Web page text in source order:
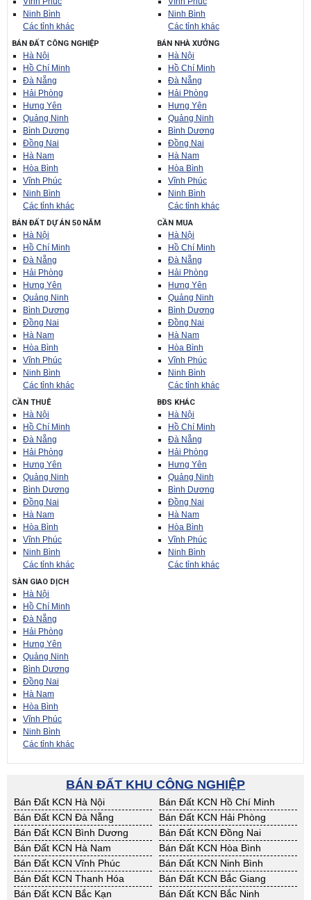
Ninh Bình
Các tỉnh khác
Ninh Bình
Các tỉnh khác
BÁN ĐẤT CÔNG NGHIỆP
Hà Nội
Hồ Chí Minh
Đà Nẵng
Hải Phòng
Hưng Yên
Quảng Ninh
Bình Dương
Đồng Nai
Hà Nam
Hòa Bình
Vĩnh Phúc
Ninh Bình
Các tỉnh khác
BÁN NHÀ XƯỞNG
Hà Nội
Hồ Chí Minh
Đà Nẵng
Hải Phòng
Hưng Yên
Quảng Ninh
Bình Dương
Đồng Nai
Hà Nam
Hòa Bình
Vĩnh Phúc
Ninh Bình
Các tỉnh khác
BÁN ĐẤT DỰ ÁN 50 NĂM
Hà Nội
Hồ Chí Minh
Đà Nẵng
Hải Phòng
Hưng Yên
Quảng Ninh
Bình Dương
Đồng Nai
Hà Nam
Hòa Bình
Vĩnh Phúc
Ninh Bình
Các tỉnh khác
CẦN MUA
Hà Nội
Hồ Chí Minh
Đà Nẵng
Hải Phòng
Hưng Yên
Quảng Ninh
Bình Dương
Đồng Nai
Hà Nam
Hòa Bình
Vĩnh Phúc
Ninh Bình
Các tỉnh khác
CẦN THUÊ
Hà Nội
Hồ Chí Minh
Đà Nẵng
Hải Phòng
Hưng Yên
Quảng Ninh
Bình Dương
Đồng Nai
Hà Nam
Hòa Bình
Vĩnh Phúc
Ninh Bình
Các tỉnh khác
BĐS KHÁC
Hà Nội
Hồ Chí Minh
Đà Nẵng
Hải Phòng
Hưng Yên
Quảng Ninh
Bình Dương
Đồng Nai
Hà Nam
Hòa Bình
Vĩnh Phúc
Ninh Bình
Các tỉnh khác
SÀN GIAO DỊCH
Hà Nội
Hồ Chí Minh
Đà Nẵng
Hải Phòng
Hưng Yên
Quảng Ninh
Bình Dương
Đồng Nai
Hà Nam
Hòa Bình
Vĩnh Phúc
Ninh Bình
Các tỉnh khác
BÁN ĐẤT KHU CÔNG NGHIỆP
Bán Đất KCN Hà Nội
Bán Đất KCN Hồ Chí Minh
Bán Đất KCN Đà Nẵng
Bán Đất KCN Hải Phòng
Bán Đất KCN Bình Dương
Bán Đất KCN Đồng Nai
Bán Đất KCN Hà Nam
Bán Đất KCN Hòa Bình
Bán Đất KCN Vĩnh Phúc
Bán Đất KCN Ninh Bình
Bán Đất KCN Thanh Hóa
Bán Đất KCN Bắc Giang
Bán Đất KCN Bắc Kạn
Bán Đất KCN Bắc Ninh